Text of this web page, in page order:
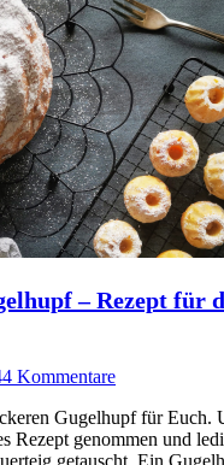
– Rezept für
Kommentare
Gugelhupf für Euch.
Rezept genommen und
getauscht. Ein